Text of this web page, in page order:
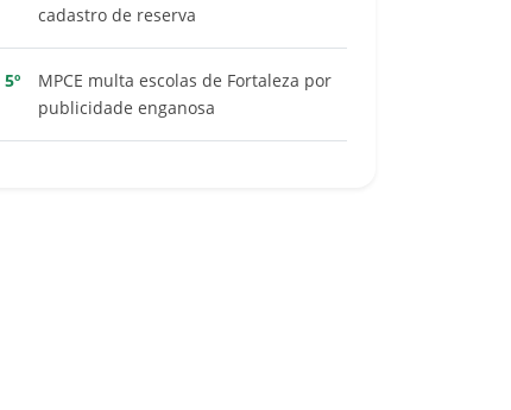
cadastro de reserva
5º
MPCE multa escolas de Fortaleza por
publicidade enganosa